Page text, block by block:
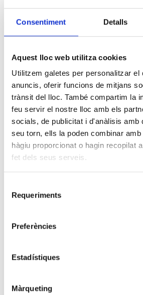
Consentiment Detalls
Aquest lloc web utilitza cookies
Utilitzem galetes per personalitzar el
anuncis, oferir funcions de mitjans
trànsit del lloc. També compartim la
feu servir el nostre lloc amb els
socials, de publicitat i d'anàlisis amb
seu torn, ells la poden combinar
hàgiu proporcionat o hagin recopilat
fet dels seus serveis.
Requeriments
Preferències
Estadístiques
Màrqueting
1r de Maig 2021